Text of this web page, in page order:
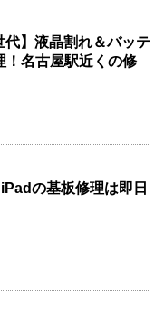
代】液晶割れ＆バッテ
！名古屋駅近くの修
の基板修理は即日